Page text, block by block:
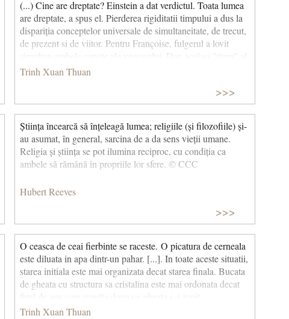
(...) Cine are dreptate? Einstein a dat verdictul. Toata lumea
are dreptate, a spus el. Pierderea rigiditatii timpului a dus la
dispariția conceptelor universale de simultaneitate, de trecut,
de prezent si de viitor. Pentru Françoise, fulgerul a lovit
simultan ambele capete ale vagonului. Dar, acelasi "timp" al
lui Françoise nu este acelasi timp cu al lui Paul și Barbara
Françoise defineste momentul in care fulgerul loveste partea
din față a vagonului ca "prezentul" ei, ea vede, de asemenea,
fulgerul lovind si partea din spate in ceea ce este "prezentul"
ei, dar Paul vede fulgerul lovind partea din spate mai tarziu,
adică in "viitorul" lui Françoise, in timp ce Barbara il vede in
trecutul lui "Francoise. (...) (Melodia secreta) © CCC
Trinh Xuan Thuan
>>>
Știința încearcă să înțeleagă lumea; religiile (și filozofiile) și-
au asumat, în general, sarcina de a da sens vieții umane.
Religia și știința se pot ilumina reciproc, cu condiția ca
ambele să rămână în propriile lor sfere. © CCC
Hubert Reeves
>>>
O ceasca de ceai fierbinte se raceste. O picatura de cerneala
este diluata in apa dintr-un pahar. [...]. In toate aceste situatii,
starea initiala este mai organizata decat starea finala. Bucata
de gheata cu structura sa cristalina este mai ordonata decat
firul de apa care rezulta dupa ce gheata s-a topit.
Organizarea frumoasei catedrale gotice este mult superioara
Trinh Xuan Thuan